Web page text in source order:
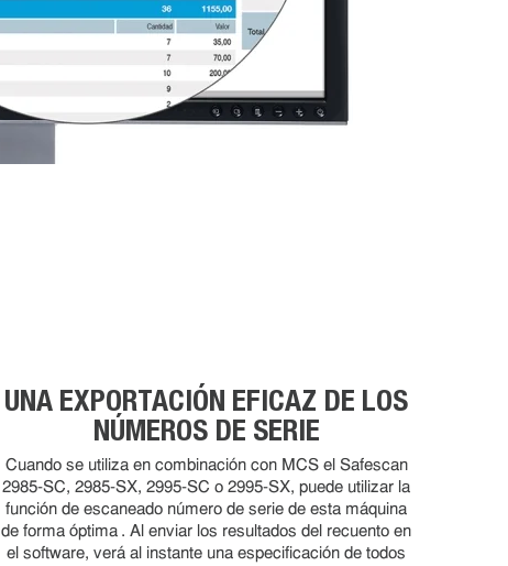
UNA EXPORTACIÓN EFICAZ DE LOS
NÚMEROS DE SERIE
Cuando se utiliza en combinación con MCS el Safescan
2985-SC, 2985-SX, 2995-SC o 2995-SX, puede utilizar la
función de escaneado número de serie de esta máquina
de forma óptima . Al enviar los resultados del recuento en
el software, verá al instante una especificación de todos